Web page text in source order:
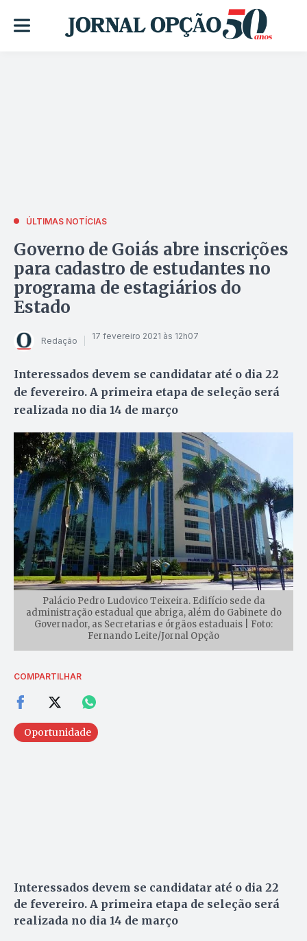
ÚLTIMAS NOTÍCIAS
Governo de Goiás abre inscrições
para cadastro de estudantes no
programa de estagiários do
Estado
Redação 17 fevereiro 2021 às 12h07
Interessados devem se candidatar até o dia 22
de fevereiro. A primeira etapa de seleção será
realizada no dia 14 de março
Palácio Pedro Ludovico Teixeira. Edifício sede da
administração estadual que abriga, além do Gabinete do
Governador, as Secretarias e órgãos estaduais | Foto:
Fernando Leite/Jornal Opção
COMPARTILHAR
Oportunidade
Interessados devem se candidatar até o dia 22
de fevereiro. A primeira etapa de seleção será
realizada no dia 14 de março